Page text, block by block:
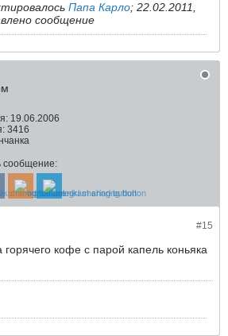
Папа Карло; 22.02.2011,
сообщение
19.06.2006
3416
сообщение:
#15
горячего кофе с парой капель коньяка